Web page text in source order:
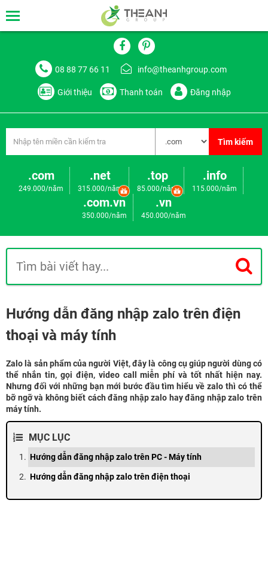
08 88 77 66 11 info@theanhgroup.com
Giới thiệu Thanh toán Đăng nhập
Tìm kiếm
.com
249.000/năm
.net
315.000/năm
.top
85.000/năm
.info
115.000/năm
.com.vn
350.000/năm
.vn
450.000/năm
Hướng dẫn đăng nhập zalo trên điện
thoại và máy tính
Zalo là sản phẩm của người Việt, đây là công cụ giúp người dùng có
thể nhắn tin, gọi điện, video call miễn phí và tốt nhất hiện nay.
Nhưng đối với những bạn mới bước đầu tìm hiểu về zalo thì có thể
bỡ ngỡ và không biết cách đăng nhập zalo hay đăng nhập zalo trên
máy tính.
MỤC LỤC
Hướng dẫn đăng nhập zalo trên PC - Máy tính
Hướng dẫn đăng nhập zalo trên điện thoại